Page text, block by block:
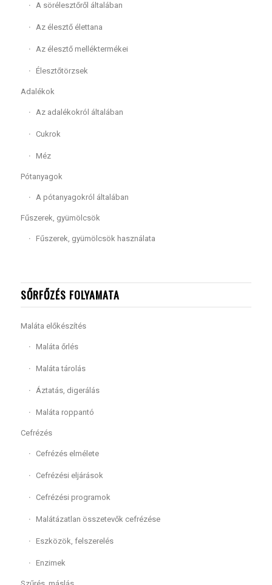
A sörélesztőről általában
Az élesztő élettana
Az élesztő melléktermékei
Élesztőtörzsek
Adalékok
Az adalékokról általában
Cukrok
Méz
Pótanyagok
A pótanyagokról általában
Fűszerek, gyümölcsök
Fűszerek, gyümölcsök használata
SŐRFŐZÉS FOLYAMATA
Maláta előkészítés
Maláta őrlés
Maláta tárolás
Áztatás, digerálás
Maláta roppantó
Cefrézés
Cefrézés elmélete
Cefrézési eljárások
Cefrézési programok
Malátázatlan összetevők cefrézése
Eszközök, felszerelés
Enzimek